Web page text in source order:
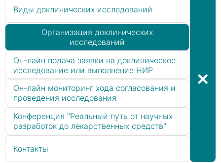
Виды доклинических исследований
Организация доклинических
исследований
Он-лайн подача заявки на доклиническое
исследование или выполнение НИР
Он-лайн мониторинг хода согласования и
проведения исследования
Конференция "Реальный путь от научных
разработок до лекарственных средств"
Контакты